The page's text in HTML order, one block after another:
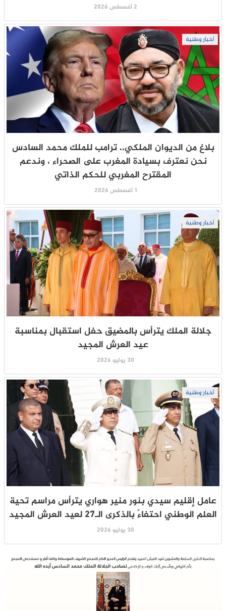
2 أغسطس 2026
أخبار وطنية
بلاغ من الديوان الملكي.. ترامب للملك محمد السادس
نحن نعترف بسيادة المغرب على الصحراء ، وندعم
المقترح المغربي للحكم الذاتي
1 أغسطس 2026
أخبار وطنية
جلالة الملك يترأس بالمضيق حفل استقبال بمناسبة
عيد العرش المجيد
30 يوليو 2026
أخبار وطنية
عامل إقليم سيدي بنور منير هواري يترأس مراسم تحية
العلم الوطني احتفاءً بالذكرى الـ27 لعيد العرش المجيد
30 يوليو 2026